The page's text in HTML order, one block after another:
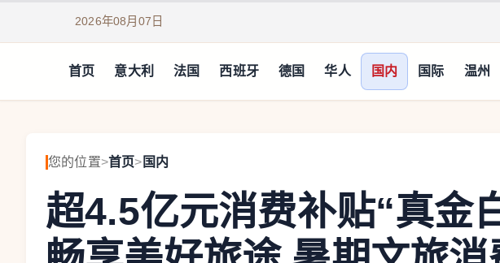
2026年08月07日
首页 意大利 法国 西班牙 德国 华人 国内 国际 温州
您的位置>首页> 国内
超4.5亿元消费补贴“真金